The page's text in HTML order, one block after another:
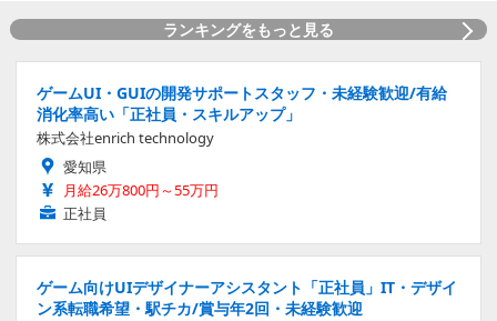
ランキングをもっと見る
ゲームUI・GUIの開発サポートスタッフ・未経験歓迎/有給
消化率高い「正社員・スキルアップ」
株式会社enrich technology
愛知県
月給26万800円～55万円
正社員
ゲーム向けUIデザイナーアシスタント「正社員」IT・デザイ
ン系転職希望・駅チカ/賞与年2回・未経験歓迎